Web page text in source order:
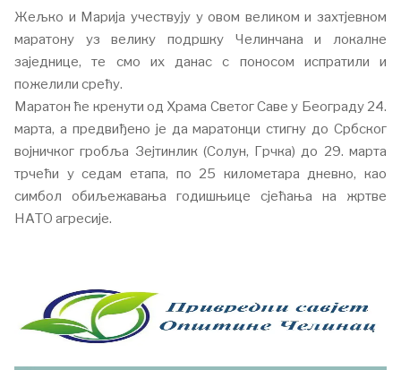
Жељко и Марија учествују у овом великом и захтјевном
маратону уз велику подршку Челинчана и локалне
заједнице, те смо их данас с поносом испратили и
пожелили срећу.
Маратон ће кренути од Храма Светог Саве у Београду 24.
марта, а предвиђено је да маратонци стигну до Србског
војничког гробља Зејтинлик (Солун, Грчка) до 29. марта
трчећи у седам етапа, по 25 километара дневно, као
симбол обиљежавања годишњице сјећања на жртве
НАТО агресије.